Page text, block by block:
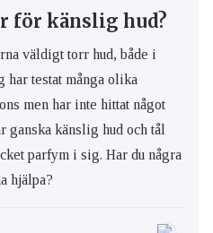
för känslig hud?
väldigt torr hud, både i
har testat många olika
men har inte hittat något
ganska känslig hud och tål
parfym i sig. Har du några
hjälpa?